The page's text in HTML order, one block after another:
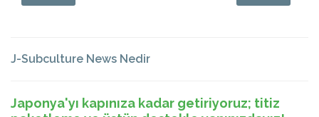
J-Subculture News Nedir
Japonya'yı kapınıza kadar getiriyoruz; titiz